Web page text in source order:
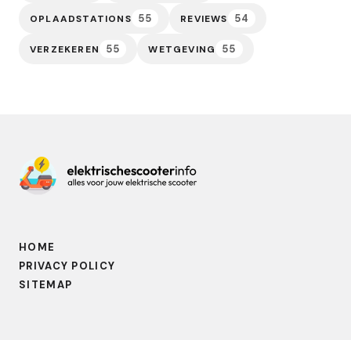
OPLAADSTATIONS 55 REVIEWS 54
VERZEKEREN 55 WETGEVING 55
HOME
PRIVACY POLICY
SITEMAP